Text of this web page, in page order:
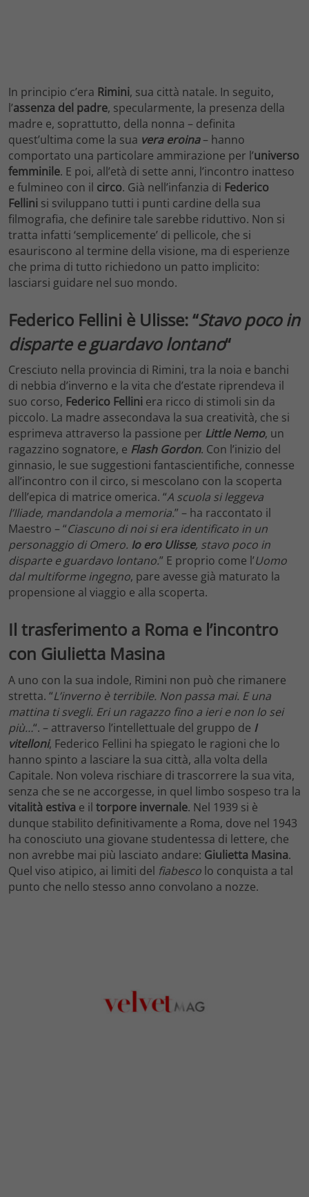
In principio c’era Rimini, sua città natale. In seguito,
l’assenza del padre, specularmente, la presenza della
madre e, soprattutto, della nonna – definita
quest’ultima come la sua vera eroina– hanno
comportato una particolare ammirazione per l’universo
femminile. E poi, all’età di sette anni, l’incontro inatteso
e fulmineo con il circo. Già nell’infanzia di Federico
Fellini si sviluppano tutti i punti cardine della sua
filmografia, che definire tale sarebbe riduttivo. Non si
tratta infatti ‘semplicemente’ di pellicole, che si
esauriscono al termine della visione, ma di esperienze
che prima di tutto richiedono un patto implicito:
lasciarsi guidare nel suo mondo.
Federico Fellini è Ulisse: “Stavo poco in
disparte e guardavo lontano“
Cresciuto nella provincia di Rimini, tra la noia e banchi
di nebbia d’inverno e la vita che d’estate riprendeva il
suo corso, Federico Fellini era ricco di stimoli sin da
piccolo. La madre assecondava la sua creatività, che si
esprimeva attraverso la passione per Little Nemo, un
ragazzino sognatore, e Flash Gordon. Con l’inizio del
ginnasio, le sue suggestioni fantascientifiche, connesse
all’incontro con il circo, si mescolano con la scoperta
dell’epica di matrice omerica. “A scuola si leggeva
l’Iliade, mandandola a memoria.” – ha raccontato il
Maestro – “Ciascuno di noi si era identificato in un
personaggio di Omero. Io ero Ulisse, stavo poco in
disparte e guardavo lontano.” E proprio come l’Uomo
dal multiforme ingegno, pare avesse già maturato la
propensione al viaggio e alla scoperta.
Il trasferimento a Roma e l’incontro
con Giulietta Masina
A uno con la sua indole, Rimini non può che rimanere
stretta. “L’inverno è terribile. Non passa mai. E una
mattina ti svegli. Eri un ragazzo fino a ieri e non lo sei
più…“. – attraverso l’intellettuale del gruppo de I
vitelloni, Federico Fellini ha spiegato le ragioni che lo
hanno spinto a lasciare la sua città, alla volta della
Capitale. Non voleva rischiare di trascorrere la sua vita,
senza che se ne accorgesse, in quel limbo sospeso tra la
vitalità estiva e il torpore invernale. Nel 1939 si è
dunque stabilito definitivamente a Roma, dove nel 1943
ha conosciuto una giovane studentessa di lettere, che
non avrebbe mai più lasciato andare: Giulietta Masina.
Quel viso atipico, ai limiti del fiabesco lo conquista a tal
punto che nello stesso anno convolano a nozze.